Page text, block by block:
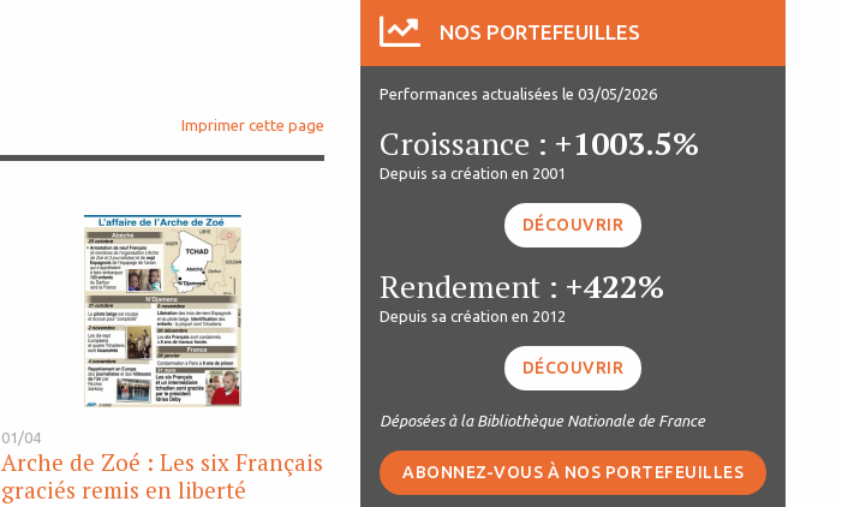
Imprimer cette page
01/04
Arche de Zoé : Les six Français
graciés remis en liberté
NOS PORTEFEUILLES
Performances actualisées le 03/05/2026
Croissance : +1003.5%
Depuis sa création en 2001
DÉCOUVRIR
Rendement : +422%
Depuis sa création en 2012
DÉCOUVRIR
Déposées à la Bibliothèque Nationale de France
ABONNEZ-VOUS À NOS PORTEFEUILLES